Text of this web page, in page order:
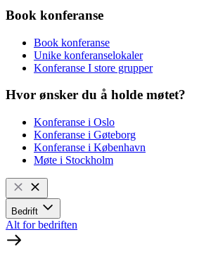
Book konferanse
Book konferanse
Unike konferanselokaler
Konferanse I store grupper
Hvor ønsker du å holde møtet?
Konferanse i Oslo
Konferanse i Gøteborg
Konferanse i København
Møte i Stockholm
Bedrift
Alt for bedriften